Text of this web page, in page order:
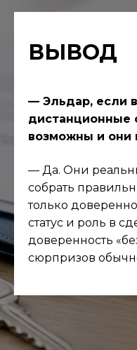
ВЫВОД
— Эльдар, если
дистанционные
возможны и они
— Да. Они
собрать
только
статус и роль в
доверенность
сюрпризов